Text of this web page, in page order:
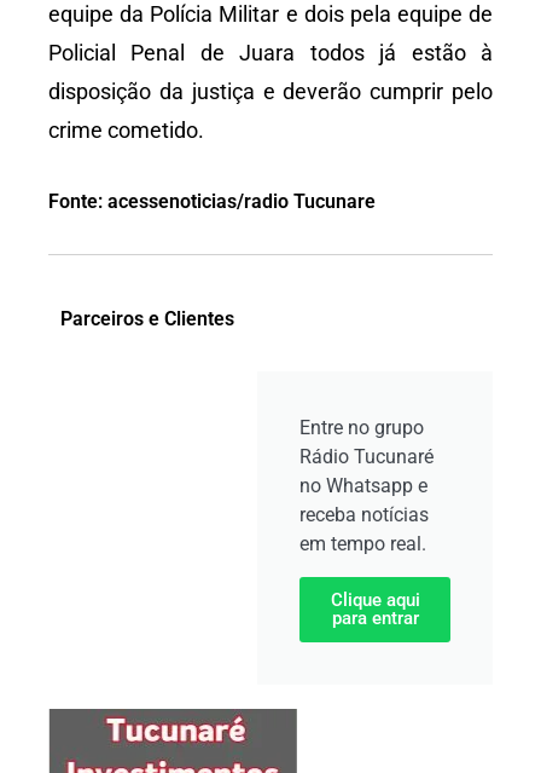
equipe da Polícia Militar e dois pela equipe de
Policial Penal de Juara todos já estão à
disposição da justiça e deverão cumprir pelo
crime cometido.
Fonte: acessenoticias/radio Tucunare
Parceiros e Clientes
Entre no grupo
Rádio Tucunaré
no Whatsapp e
receba notícias
em tempo real.
Clique aqui
para entrar